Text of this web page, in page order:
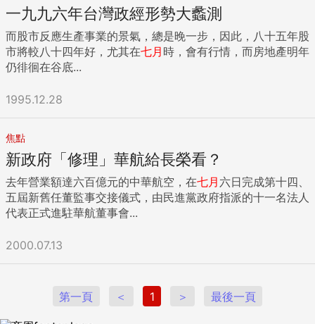
一九九六年台灣政經形勢大蠡測
而股市反應生產事業的景氣，總是晚一步，因此，八十五年股
市將較八十四年好，尤其在七月 時，會有行情，而房地產明年
仍徘徊在谷底...
1995.12.28
焦點
新政府「修理」華航給長榮看？
去年營業額達六百億元的中華航空，在七月 六日完成第十四、
五屆新舊任董監事交接儀式，由民進黨政府指派的十一名法人
代表正式進駐華航董事會...
2000.07.13
第一頁 ＜ 1 ＞ 最後一頁